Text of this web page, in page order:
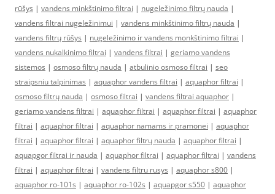
rūšys | vandens minkštinimo filtrai | nugeležinimo filtrų nauda |
vandens filtrai nugeležinimui | vandens minkštinimo filtrų nauda |
vandens filtrų rūšys | nugeležinimo ir vandens monkštinimo filtrai |
vandens nukalkinimo filtrai | vandens filtrai | geriamo vandens
sistemos | osmoso filtrų nauda | atbulinio osmoso filtrai | seo
straipsniu talpinimas | aquaphor vandens filtrai | aquaphor filtrai |
osmoso filtrų nauda | osmoso filtrai | vandens filtrai aquaphor |
geriamo vandens filtrai | aquaphor filtrai | aquaphor filtrai | aquaphor
filtrai | aquaphor filtrai | aquaphor namams ir pramonei | aquaphor
filtrai | aquaphor filtrai | aquaphor filtrų nauda | aquaphor filtrai |
aquapgor filtrai ir nauda | aquaphor filtrai | aquaphor filtrai | vandens
filtrai | aquaphor filtrai | vandens filtru rusys | aquaphor s800 |
aquaphor ro-101s | aquaphor ro-102s | aquapgor s550 | aquaphor